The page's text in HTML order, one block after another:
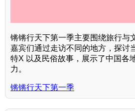
锵锵行天下第一季主要围绕旅行与
嘉宾们通过走访不同的地方，探讨
特X 以及民俗故事，展示了中国各
力。
锵锵行天下第一季